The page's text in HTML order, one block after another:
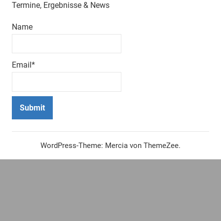
Termine, Ergebnisse & News
Name
Email*
WordPress-Theme: Mercia von ThemeZee.